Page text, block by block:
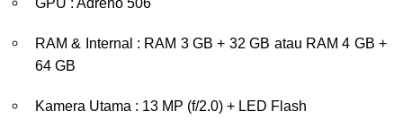
GPU : Adreno 506
RAM & Internal : RAM 3 GB + 32 GB atau RAM 4 GB +
64 GB
Kamera Utama : 13 MP (f/2.0) + LED Flash